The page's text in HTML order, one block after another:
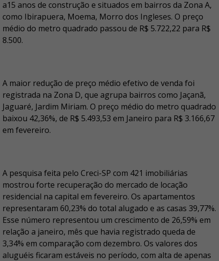
a15 anos de construção e situados em bairros da Zona A,
como Ibirapuera, Moema, Morro dos Ingleses. O preço
médio do metro quadrado passou de R$ 5.722,22 para R$
8.500.
A maior redução de preço médio efetivo de venda foi
registrada na Zona D, que agrupa bairros como Jaçanã,
Jaguaré, Jardim Miriam. O preço médio do metro quadrado
baixou 42,36%, de R$ 5.493,53 em Janeiro para R$ 3.166,67
em fevereiro.
A pesquisa feita pelo Creci-SP com 421 imobiliárias
mostrou forte recuperação do mercado de locação
residencial na capital em fevereiro. Os apartamentos
representaram 60,23% do total alugado e as casas 39,77%.
Esse número representou um crescimento de 26,59% em
relação a janeiro, mês que havia registrado queda de
3,34% em comparação com dezembro. Os valores dos
aluguéis ficaram estáveis no período, com alta de apenas